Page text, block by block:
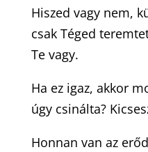
Hiszed vagy nem,
csak Téged
Te vagy.
Ha ez igaz, akkor
úgy csinálta?
Honnan van az